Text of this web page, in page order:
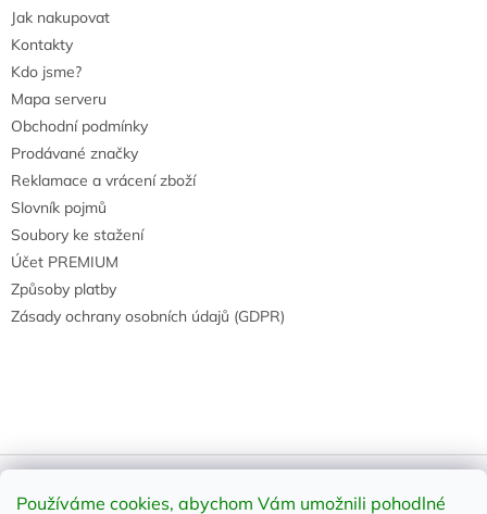
Používáme cookies, abychom Vám umožnili pohodlné
Jak nakupovat
Kontakty
Kdo jsme?
Mapa serveru
Obchodní podmínky
Prodávané značky
Reklamace a vrácení zboží
Slovník pojmů
Soubory ke stažení
Účet PREMIUM
Způsoby platby
Zásady ochrany osobních údajů (GDPR)
Vytvořil Shoptet